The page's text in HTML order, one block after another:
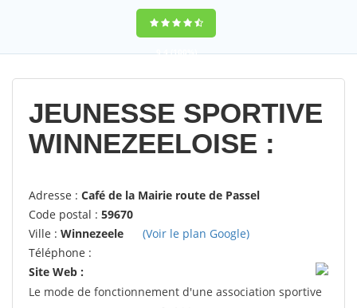
9,4(100%)
14358votes
JEUNESSE SPORTIVE
WINNEZEELOISE :
Adresse : Café de la Mairie route de Passel
Code postal : 59670
Ville : Winnezeele
(Voir le plan Google)
Téléphone :
Site Web :
Le mode de fonctionnement d'une association sportive